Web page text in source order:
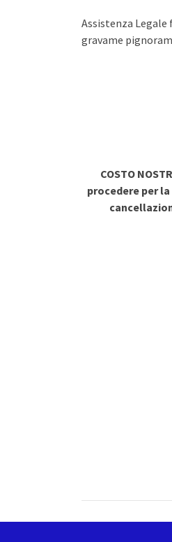
Assistenza Legale
gravame
COSTO
procedere per